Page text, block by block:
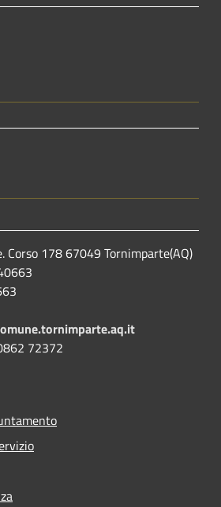
Corso 178 67049 Tornimparte(AQ)
72372